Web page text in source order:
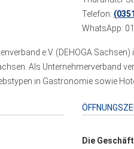
Telefon:
WhatsApp:
e.V. (DEHOGA
Als Unternehmerverband
in Gastronomie sowie
Die